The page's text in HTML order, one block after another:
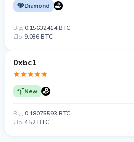
Diamond
Від 0.15632414 BTC
До 9.036 BTC
0xbc1
New
Від 0.18075593 BTC
До 4.52 BTC